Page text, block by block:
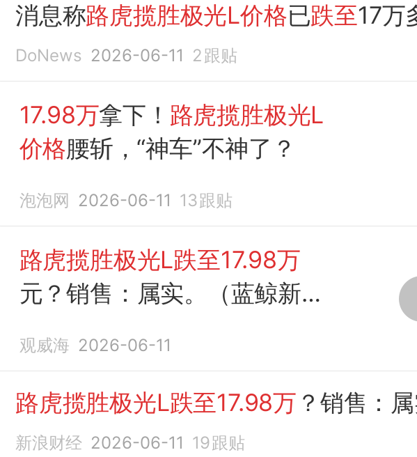
消息称路虎揽胜极光L价格已跌至17万
DoNews 2026-06-11 2 跟贴
17.98万拿下！ 路虎揽胜极光L
价格腰斩，“神车”不神了？
泡泡网 2026-06-11 13跟贴
路虎揽胜极光L跌至17.98万
元？销售：属实。（蓝鲸新
观威海 2026-06-11
路虎揽胜极光L跌至17.98万 ？销售：
新浪财经 2026-06-11 19跟贴